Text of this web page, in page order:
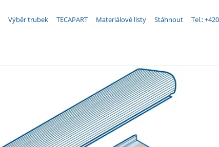
Výběr trubek TECAPART Materiálové listy Stáhnout Tel.: